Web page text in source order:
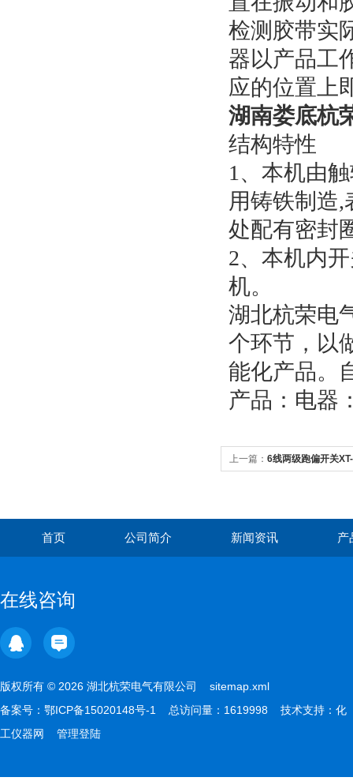
检测胶带实
器以产品工
应的位置上
湖南娄底杭
结构特性
1、本机由
用铸铁制造
处配有密封
2、本机内
机。
湖北杭荣电
个环节，以
能化产品。
产品：电器
上一篇： 6线两级跑偏开关
首页 公司简介 新闻资讯 产
在线咨询
版权所有 © 2026 湖北杭荣电气有限公司 sitemap.xml
备案号： 鄂ICP备15020148号-1 总访问量：1619998 技术支持： 化
工仪器网
管理登陆